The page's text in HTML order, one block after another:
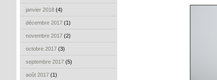
janvier 2018 (4)
décembre 2017 (1)
novembre 2017 (2)
octobre 2017 (3)
septembre 2017 (5)
août 2017 (1)